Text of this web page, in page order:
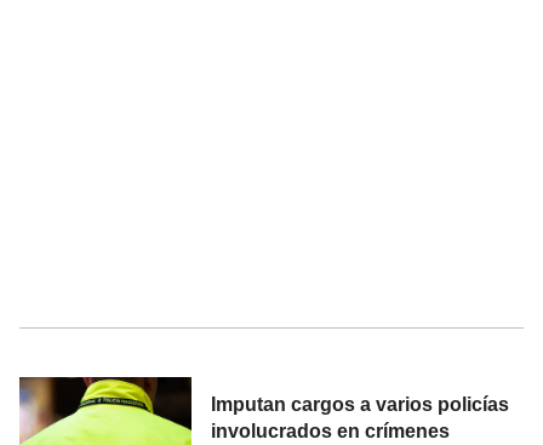
Imputan cargos a varios policías
involucrados en crímenes